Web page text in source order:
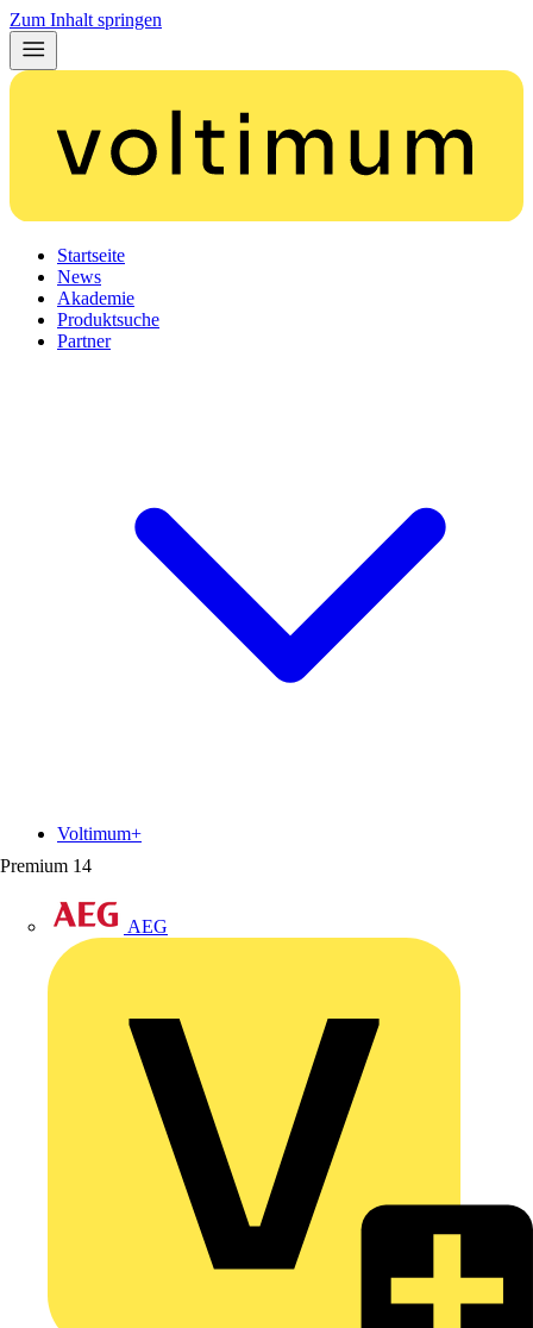
Zum Inhalt springen
Startseite
News
Akademie
Produktsuche
Partner
Premium 14
AEG
Voltimum+